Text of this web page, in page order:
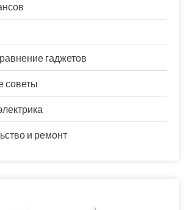
гаджетов
советы
и ремонт